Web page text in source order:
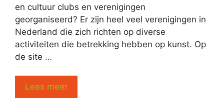
en cultuur clubs en verenigingen
georganiseerd? Er zijn heel veel verenigingen in
Nederland die zich richten op diverse
activiteiten die betrekking hebben op kunst. Op
de site …
Lees meer